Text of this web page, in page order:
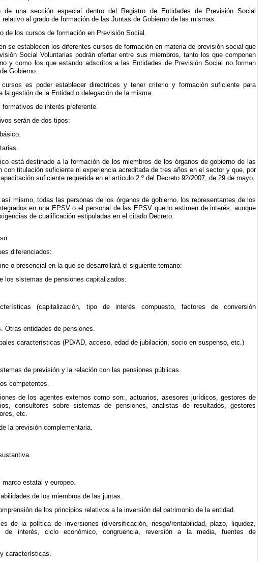
de una sección especial dentro del Registro de Entidades de Previsión Social
al grado de formación de las Juntas de Gobierno de las mismas.
de los cursos de formación en Previsión Social.
se establecen los diferentes cursos de formación en materia de previsión social que
Social Voluntarias podrán ofertar entre sus miembros, tanto los que componen
y como los que estando adscritos a las Entidades de Previsión Social no forman
Gobierno.
cursos es poder establecer directrices y tener criterio y formación suficiente para
la gestión de la Entidad o delegación de la misma.
de interés preferente.
serán de dos tipos:
está destinado a la formación de los miembros de los órganos de gobierno de las
con titulación suficiente ni experiencia acreditada de tres años en el sector y que, por
suficiente requerida en el artículo 2.º del Decreto 92/2007, de 29 de mayo.
mismo, todas las personas de los órganos de gobierno, los representantes de los
en una EPSV o el personal de las EPSV que lo estimen de interés, aunque
de cualificación estipuladas en el citado Decreto.
diferenciados:
o presencial en la que se desarrollará el siguiente temario:
los sistemas de pensiones capitalizados:
(capitalización, tipo de interés compuesto, factores de conversión
Otras entidades de pensiones.
características (PD/AD, acceso, edad de jubilación, socio en suspenso, etc.)
de previsión y la relación con las pensiones públicas.
competentes.
de los agentes externos como son:, actuarios, asesores jurídicos, gestores de
consultores sobre sistemas de pensiones, analistas de resultados, gestores
etc.
la previsión complementaria.
estatal y europeo.
de los miembros de las juntas.
de los principios relativos a la inversión del patrimonio de la entidad.
de la política de inversiones (diversificación, riesgo/rentabilidad, plazo, liquidez,
interés, ciclo económico, congruencia, reversión a la media, fuentes de
características.